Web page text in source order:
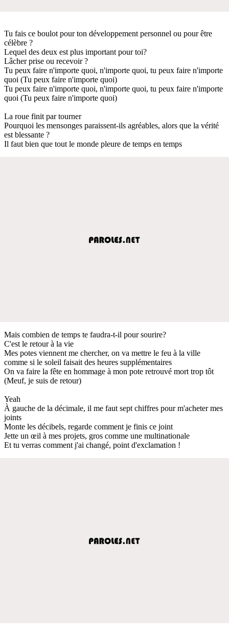
Tu fais ce boulot pour ton développement personnel ou pour être
célèbre ?
Lequel des deux est plus important pour toi?
Lâcher prise ou recevoir ?
Tu peux faire n'importe quoi, n'importe quoi, tu peux faire n'importe
quoi (Tu peux faire n'importe quoi)
Tu peux faire n'importe quoi, n'importe quoi, tu peux faire n'importe
quoi (Tu peux faire n'importe quoi)
La roue finit par tourner
Pourquoi les mensonges paraissent-ils agréables, alors que la vérité
est blessante ?
Il faut bien que tout le monde pleure de temps en temps
Mais combien de temps te faudra-t-il pour sourire?
C'est le retour à la vie
Mes potes viennent me chercher, on va mettre le feu à la ville
comme si le soleil faisait des heures supplémentaires
On va faire la fête en hommage à mon pote retrouvé mort trop tôt
(Meuf, je suis de retour)
Yeah
À gauche de la décimale, il me faut sept chiffres pour m'acheter mes
joints
Monte les décibels, regarde comment je finis ce joint
Jette un œil à mes projets, gros comme une multinationale
Et tu verras comment j'ai changé, point d'exclamation !